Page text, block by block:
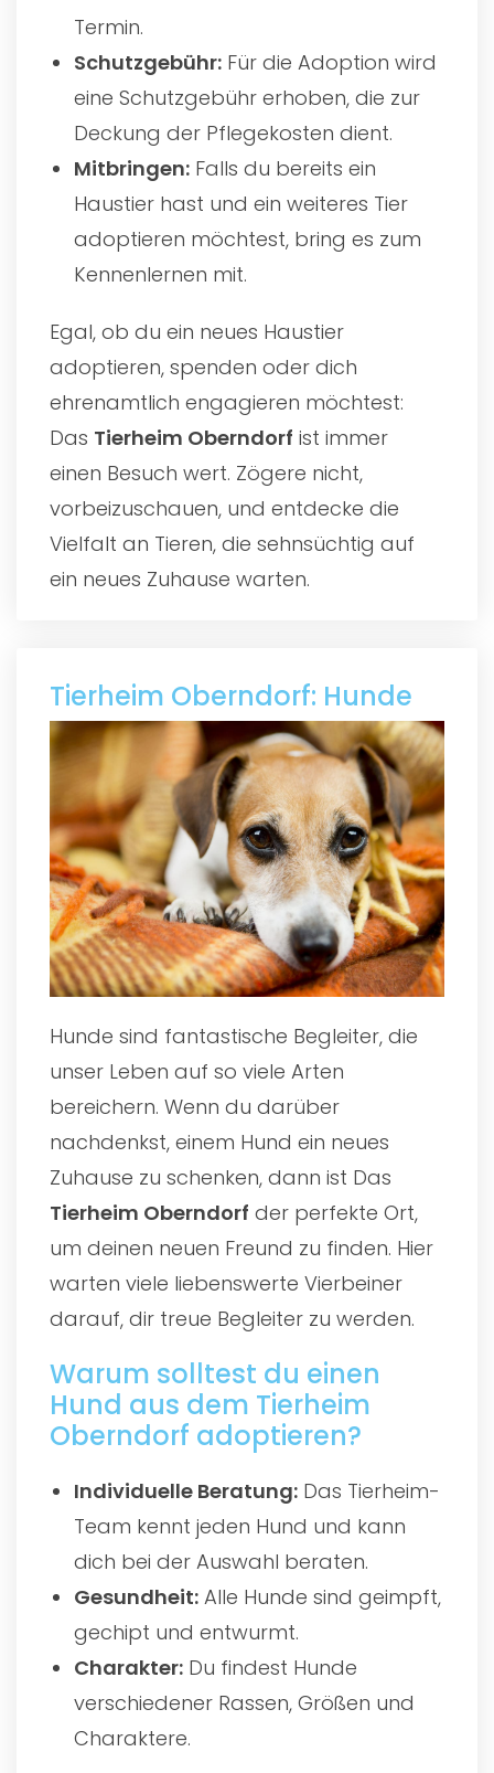
Termin.
Schutzgebühr: Für die Adoption wird
eine Schutzgebühr erhoben, die zur
Deckung der Pflegekosten dient.
Mitbringen: Falls du bereits ein
Haustier hast und ein weiteres Tier
adoptieren möchtest, bring es zum
Kennenlernen mit.
Egal, ob du ein neues Haustier
adoptieren, spenden oder dich
ehrenamtlich engagieren möchtest:
Das Tierheim Oberndorf ist immer
einen Besuch wert. Zögere nicht,
vorbeizuschauen, und entdecke die
Vielfalt an Tieren, die sehnsüchtig auf
ein neues Zuhause warten.
Tierheim Oberndorf: Hunde
Hunde sind fantastische Begleiter, die
unser Leben auf so viele Arten
bereichern. Wenn du darüber
nachdenkst, einem Hund ein neues
Zuhause zu schenken, dann ist Das
Tierheim Oberndorf der perfekte Ort,
um deinen neuen Freund zu finden. Hier
warten viele liebenswerte Vierbeiner
darauf, dir treue Begleiter zu werden.
Warum solltest du einen
Hund aus dem Tierheim
Oberndorf adoptieren?
Individuelle Beratung: Das Tierheim-
Team kennt jeden Hund und kann
dich bei der Auswahl beraten.
Gesundheit: Alle Hunde sind geimpft,
gechipt und entwurmt.
Charakter: Du findest Hunde
verschiedener Rassen, Größen und
Charaktere.